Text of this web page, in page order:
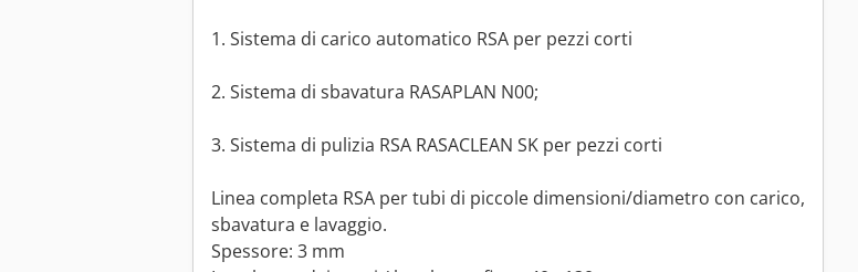
1. Sistema di carico automatico RSA per pezzi corti
2. Sistema di sbavatura RASAPLAN N00;
3. Sistema di pulizia RSA RASACLEAN SK per pezzi corti
Linea completa RSA per tubi di piccole dimensioni/diametro con carico,
sbavatura e lavaggio.
Spessore: 3 mm